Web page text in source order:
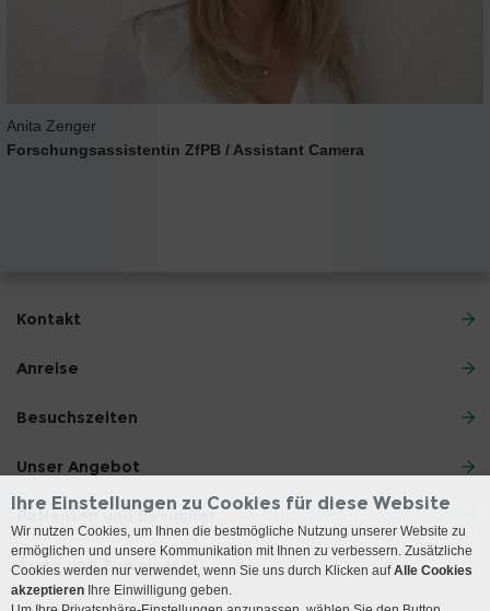
Anita Zenger
Forschungsassistentin ZfPB / Assistant Camera
Kontakt
Anreise
Besuchszeiten
Unser Angebot
Patienten und Besucher
Ärzte und Zuweiser
Ihre Einstellungen zu Cookies für diese Website
Wir nutzen Cookies, um Ihnen die bestmögliche Nutzung unserer Website zu
ermöglichen und unsere Kommunikation mit Ihnen zu verbessern. Zusätzliche
Cookies werden nur verwendet, wenn Sie uns durch Klicken aufAlle Cookies
akzeptieren Ihre Einwilligung geben.